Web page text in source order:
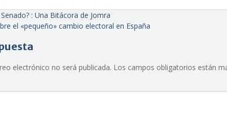
: Una Bitácora de Jomra
el «pequeño» cambio electoral en España
electrónico no será publicada. Los campos obligatorios están